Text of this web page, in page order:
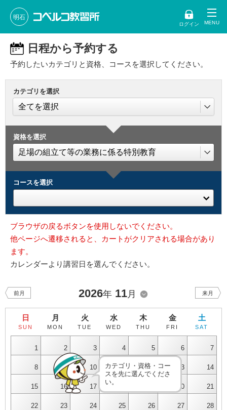
明石
ログイン
日程から予約する
予約したいカテゴリと資格、コースを選択してください。
カテゴリを選択
資格を選択
コースを選択
ブラウザの戻るボタンを使用しないでください。
他ページへ遷移されると、カートがクリアされる場合があり
ます。
カレンダーより講習日を選んでください。
前月 2026年 11月 来月
日
SUN
月
MON
火
TUE
水
WED
木
THU
金
FRI
土
SAT
1 2 3 4 5 6 7
8 9 10 11 12 13 14
15 16 17 20 21
22 23 24 25 26 27 28
カテゴリ・資格・コー
スを先に選んでくださ
い。